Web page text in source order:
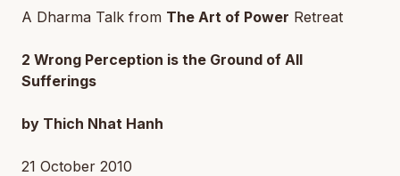
A Dharma Talk from The Art of Power Retreat
2 Wrong Perception is the Ground of All
Sufferings
by Thich Nhat Hanh
21 October 2010